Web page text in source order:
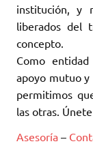
institución, y
liberados del
concepto.
Como
apoyo mutuo y
permitimos
las otras.
Asesoría –